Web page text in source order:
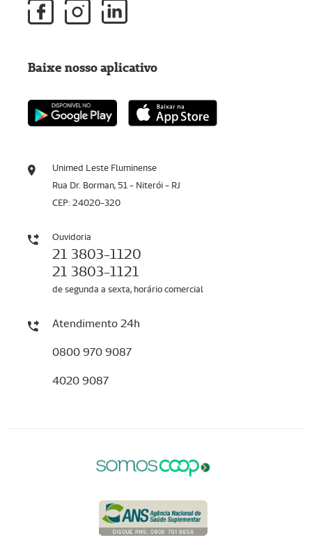
Unimed Leste Fluminense
Rua Dr. Borman, 51 - Niterói - RJ
CEP: 24020-320
Ouvidoria
21 3803-1120
21 3803-1121
de segunda a sexta, horário comercial
Atendimento 24h
0800 970 9087
4020 9087
Baixe nosso aplicativo